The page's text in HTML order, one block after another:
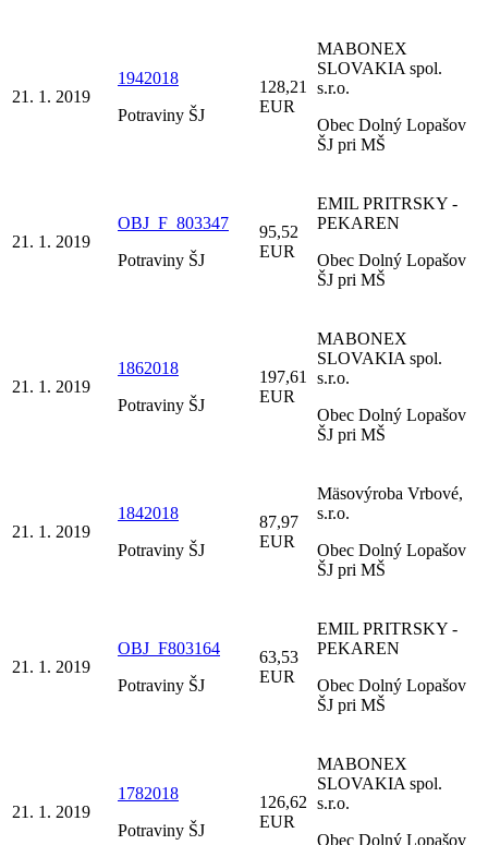
21. 1. 2019
1942018
Potraviny ŠJ
128,21
EUR
MABONEX
SLOVAKIA spol.
s.r.o.
Obec Dolný Lopašov
ŠJ pri MŠ
21. 1. 2019
OBJ_F_803347
Potraviny ŠJ
95,52
EUR
EMIL PRITRSKY -
PEKAREN
Obec Dolný Lopašov
ŠJ pri MŠ
21. 1. 2019
1862018
Potraviny ŠJ
197,61
EUR
MABONEX
SLOVAKIA spol.
s.r.o.
Obec Dolný Lopašov
ŠJ pri MŠ
21. 1. 2019
1842018
Potraviny ŠJ
87,97
EUR
Mäsovýroba Vrbové,
s.r.o.
Obec Dolný Lopašov
ŠJ pri MŠ
21. 1. 2019
OBJ_F803164
Potraviny ŠJ
63,53
EUR
EMIL PRITRSKY -
PEKAREN
Obec Dolný Lopašov
ŠJ pri MŠ
21. 1. 2019
1782018
Potraviny ŠJ
126,62
EUR
MABONEX
SLOVAKIA spol.
s.r.o.
Obec Dolný Lopašov